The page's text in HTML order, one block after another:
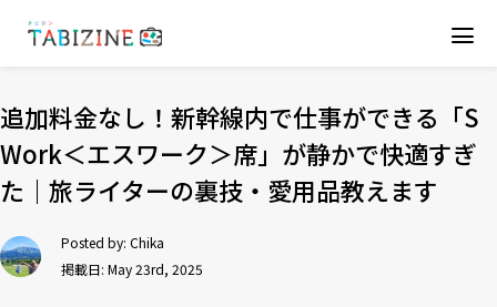
追加料金なし！新幹線内で仕事ができる「S
Work＜エスワーク＞席」が静かで快適すぎ
た｜旅ライターの裏技・愛用品教えます
Posted by: Chika
掲載日: May 23rd, 2025